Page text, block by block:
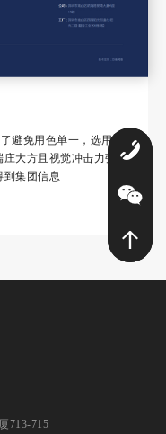
避免用色单一，选用绿色
大方且视觉冲击力强，内
到集团信息
713-715